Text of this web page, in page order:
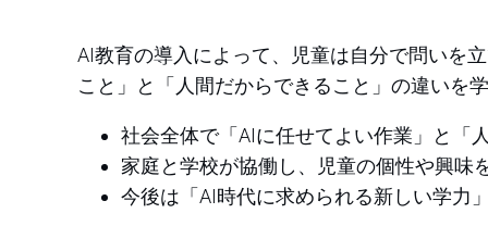
AI教育の導入によって、児童は自分で問いを
こと」と「人間だからできること」の違いを
社会全体で「AIに任せてよい作業」と「
家庭と学校が協働し、児童の個性や興味
今後は「AI時代に求められる新しい学力